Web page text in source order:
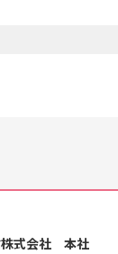
株式会社 本社